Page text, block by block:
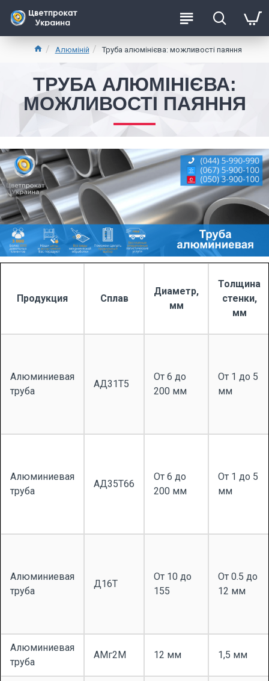
Aлюміній Труба алюмінієва: можливості паяння
ТРУБА АЛЮМІНІЄВА:
МОЖЛИВОСТІ ПАЯННЯ
Продукция Сплав
Диаметр,
мм
Толщина
стенки,
мм
Алюминиевая
труба
АД31Т5
От 6 до
200 мм
От 1 до 5
мм
Алюминиевая
труба
АД35Т66
От 6 до
200 мм
От 1 до 5
мм
Алюминиевая
труба
Д16Т
От 10 до
155
От 0.5 до
12 мм
Алюминиевая
труба
АМг2М 12 мм 1,5 мм